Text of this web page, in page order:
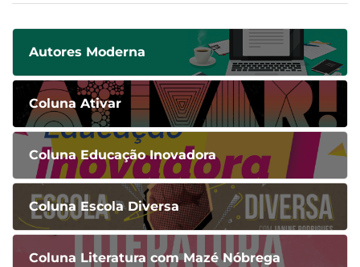
Autores Moderna
Coluna Ativar
Coluna Educação Inovadora
Coluna Escola Diversa
Coluna Literatura com Mazé Nóbrega